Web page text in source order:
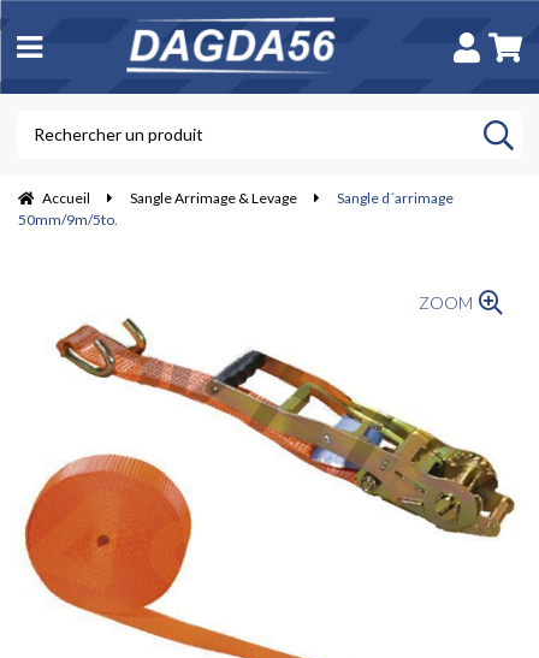
Accueil Sangle Arrimage & Levage
Sangle d´arrimage
50mm/9m/5to.
ZOOM